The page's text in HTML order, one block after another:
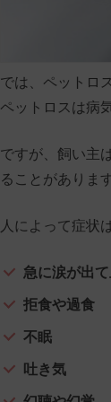
では、ペットロ
ペットロスは病
ですが、飼い主
ることがあります
人によって症状
急に涙が出
拒食や過食
不眠
吐き気